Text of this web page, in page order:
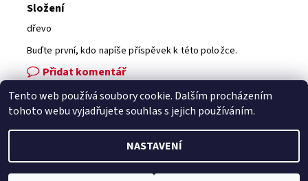
Složení
dřevo
Buďte první, kdo napíše příspěvek k této položce.
Přidat komentář
Facebook | Heureka.cz | Zboží.cz
2026 © Zahradní technika VOLEJNÍK, všechna práva vyhrazena
Tento web používá soubory cookie. Dalším procházením
tohoto webu vyjadřujete souhlas s jejich používáním.
NASTAVENÍ